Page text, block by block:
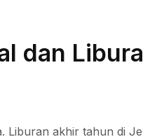
dan
Liburan akhir tahun di